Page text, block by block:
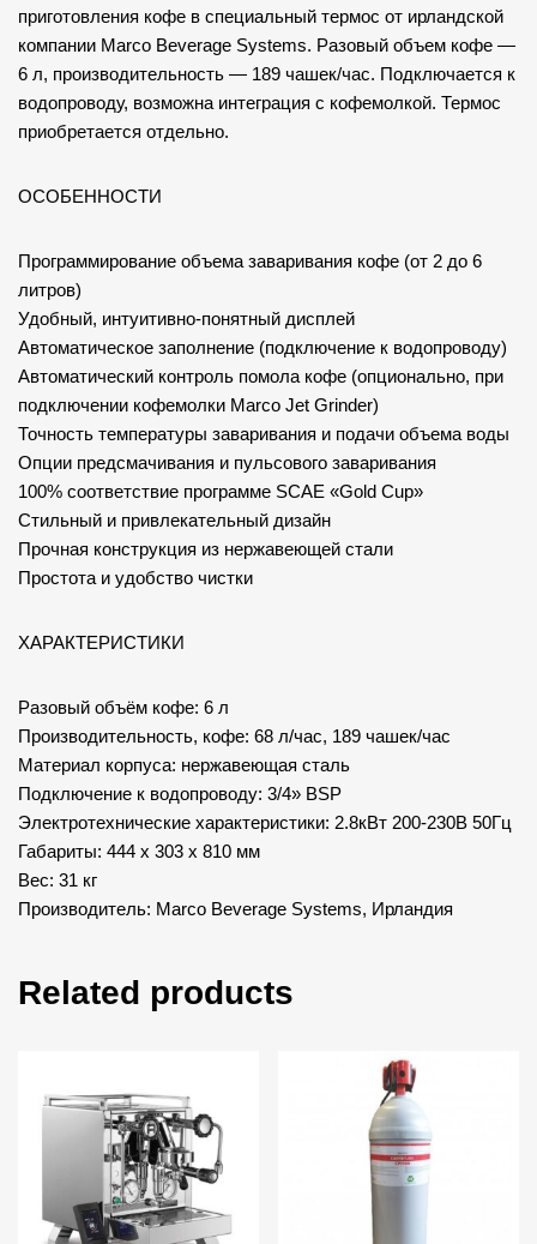
приготовления кофе в специальный термос от ирландской
компании Marco Beverage Systems. Разовый объем кофе —
6 л, производительность — 189 чашек/час. Подключается к
водопроводу, возможна интеграция с кофемолкой. Термос
приобретается отдельно.
ОСОБЕННОСТИ
Программирование объема заваривания кофе (от 2 до 6
литров)
Удобный, интуитивно-понятный дисплей
Автоматическое заполнение (подключение к водопроводу)
Автоматический контроль помола кофе (опционально, при
подключении кофемолки Marco Jet Grinder)
Точность температуры заваривания и подачи объема воды
Опции предсмачивания и пульсового заваривания
100% соответствие программе SCAE «Gold Cup»
Стильный и привлекательный дизайн
Прочная конструкция из нержавеющей стали
Простота и удобство чистки
ХАРАКТЕРИСТИКИ
Разовый объём кофе: 6 л
Производительность, кофе: 68 л/час, 189 чашек/час
Материал корпуса: нержавеющая сталь
Подключение к водопроводу: 3/4» BSP
Электротехнические характеристики: 2.8кВт 200-230В 50Гц
Габариты: 444 x 303 x 810 мм
Вес: 31 кг
Производитель: Marco Beverage Systems, Ирландия
Related products